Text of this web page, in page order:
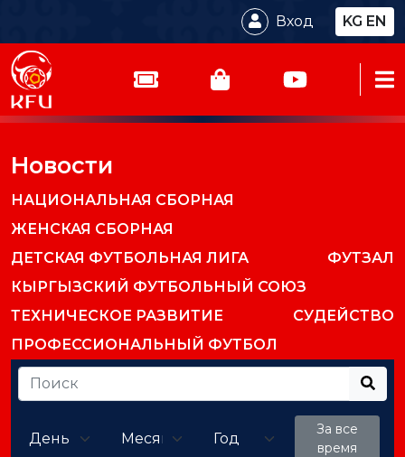
Вход KG EN
Новости
НАЦИОНАЛЬНАЯ СБОРНАЯ
ЖЕНСКАЯ СБОРНАЯ
ДЕТСКАЯ ФУТБОЛЬНАЯ ЛИГА
ФУТЗАЛ
КЫРГЫЗСКИЙ ФУТБОЛЬНЫЙ СОЮЗ
ТЕХНИЧЕСКОЕ РАЗВИТИЕ
СУДЕЙСТВО
ПРОФЕССИОНАЛЬНЫЙ ФУТБОЛ
За все
время